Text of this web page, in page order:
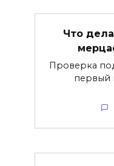
Что
Проверка
первый